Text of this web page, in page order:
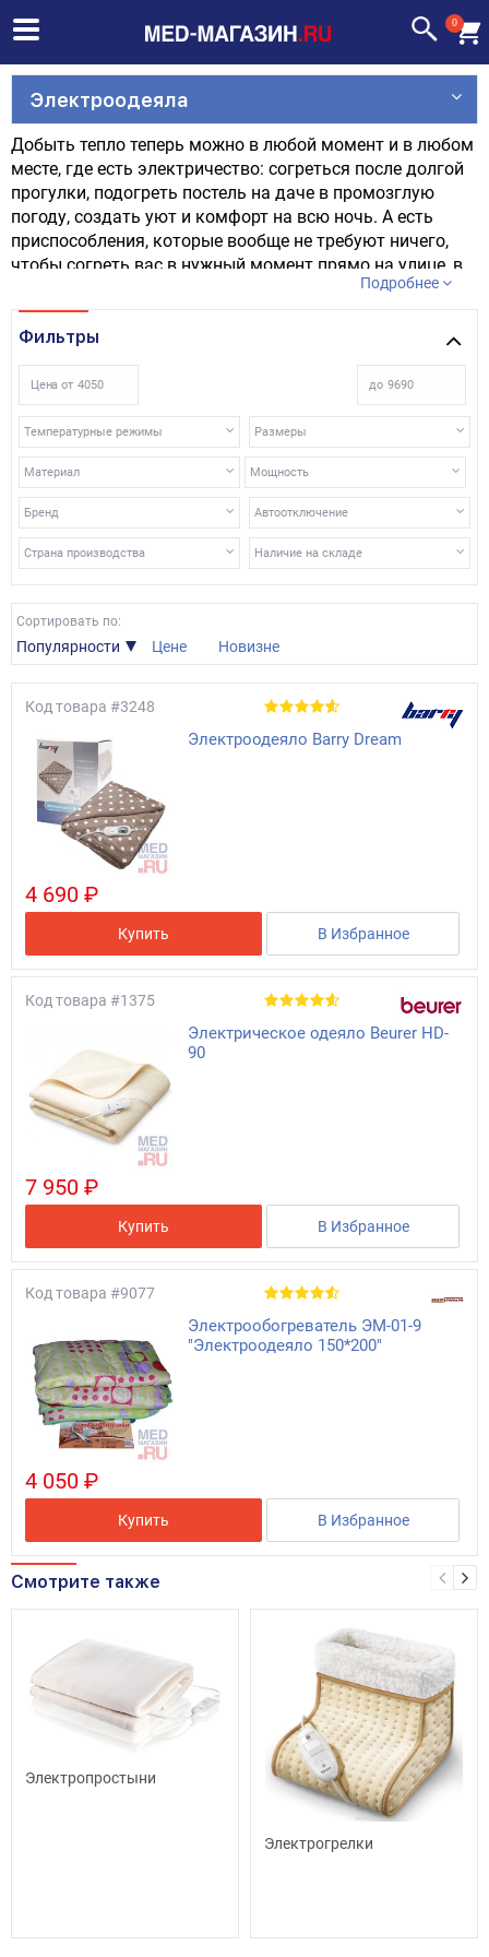
0
Электроодеяла
Добыть тепло теперь можно в любой момент и в любом
месте, где есть электричество: согреться после долгой
прогулки, подогреть постель на даче в промозглую
погоду, создать уют и комфорт на всю ночь. А есть
приспособления, которые вообще не требуют ничего,
чтобы согреть вас в нужный момент прямо на улице, в
транспорте, прогреть застуженную поясницу, шею и т.д.
Подробнее
Фильтры
Цена от до
Температурные режимы Размеры
Материал Мощность
Автоотключение
Бренд
Страна производства Наличие на складе
Сортировать по:
Популярности Цене Новизне
Код товара #3248
Электроодеяло Barry Dream
4 690 ₽
Купить В Избранное
Код товара #1375
Электрическое одеяло Beurer HD-
90
7 950 ₽
Купить В Избранное
Код товара #9077
Электрообогреватель ЭМ-01-9
"Электроодеяло 150*200"
4 050 ₽
Купить В Избранное
Смотрите также
Электропростыни
Электрогрелки